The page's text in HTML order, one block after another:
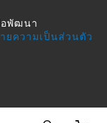
อพัฒนา
ยความเป็นส่วนตัว